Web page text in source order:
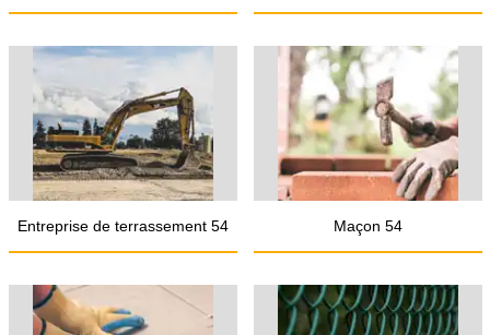
Entreprise de terrassement 54 Maçon 54